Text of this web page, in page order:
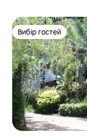
Вибір гостей
Вибір гостей